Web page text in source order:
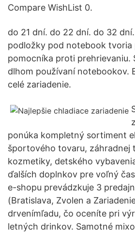
Compare WishList 0.
do 21 dní. do 22 dní. do 32
podložky pod notebook tvoria
pomocníka proti prehrievaniu.
dlhom používaní notebookov.
celé zariadenie.
ponúka kompletný sortiment
športového tovaru, záhradnej
kozmetiky, detského
ďalších doplnkov pre voľný
e-shopu prevádzkuje 3
(Bratislava, Zvolen a
drvenímľadu, čo oceníte pri
letných drinkov. Samotné